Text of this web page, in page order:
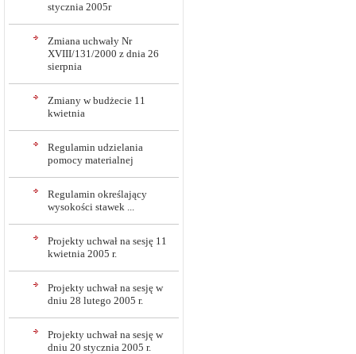
stycznia 2005r
Zmiana uchwały Nr
XVIII/131/2000 z dnia 26
sierpnia
Zmiany w budżecie 11
kwietnia
Regulamin udzielania
pomocy materialnej
Regulamin określający
wysokości stawek ...
Projekty uchwał na sesję 11
kwietnia 2005 r.
Projekty uchwał na sesję w
dniu 28 lutego 2005 r.
Projekty uchwał na sesję w
dniu 20 stycznia 2005 r.